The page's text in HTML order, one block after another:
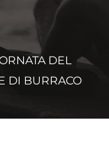
DEL
DI BURRACO